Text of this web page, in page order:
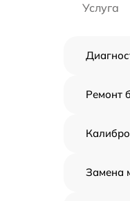
Услуга
Ремонт
Замена